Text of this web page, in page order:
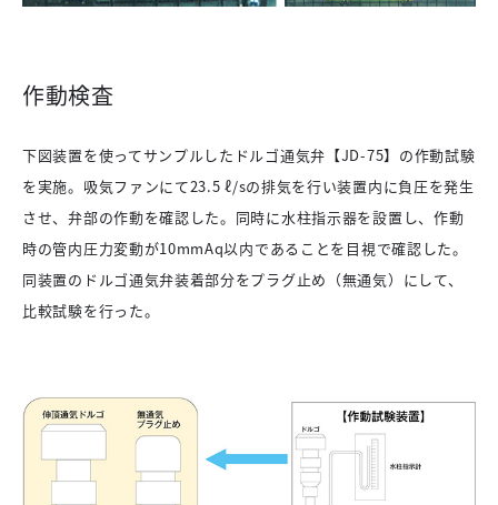
作動検査
下図装置を使ってサンプルしたドルゴ通気弁【JD-75】の作動試験
を実施。吸気ファンにて23.5 ℓ/sの排気を行い装置内に負圧を発生
させ、弁部の作動を確認した。同時に水柱指示器を設置し、作動
時の管内圧力変動が10mmAq以内であることを目視で確認した。
同装置のドルゴ通気弁装着部分をプラグ止め（無通気）にして、
比較試験を行った。